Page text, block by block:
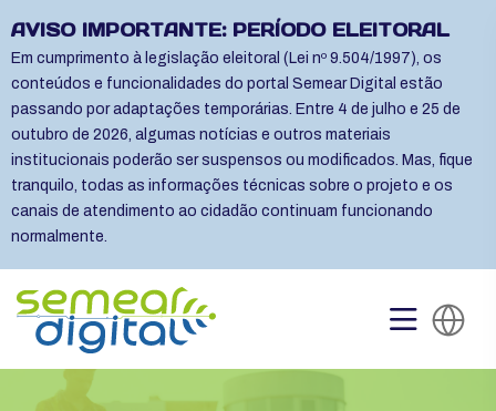
AVISO IMPORTANTE: PERÍODO ELEITORAL
Em cumprimento à legislação eleitoral (Lei nº 9.504/1997), os
conteúdos e funcionalidades do portal Semear Digital estão
passando por adaptações temporárias. Entre 4 de julho e 25 de
outubro de 2026, algumas notícias e outros materiais
institucionais poderão ser suspensos ou modificados. Mas, fique
tranquilo, todas as informações técnicas sobre o projeto e os
canais de atendimento ao cidadão continuam funcionando
normalmente.